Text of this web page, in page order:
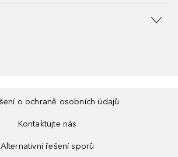
o ochraně osobních údajů
Kontaktujte nás
Alternativní řešení sporů